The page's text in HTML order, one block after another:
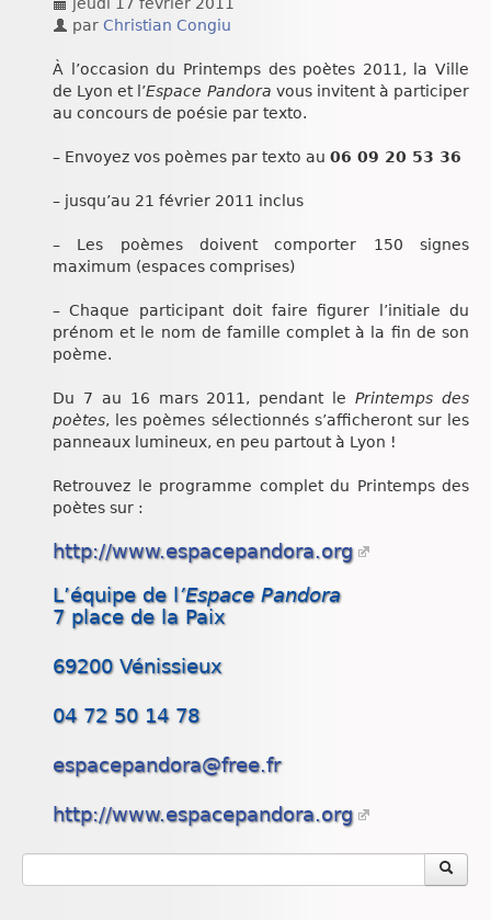
L’équipe de ND
Chroniques
par Christian Congiu
À l’occasion du Printemps des poètes 2011, la Ville
de Lyon et l’Espace Pandora vous invitent à participer
au concours de poésie par texto.
– Envoyez vos poèmes par texto au 06 09 20 53 36
– jusqu’au 21 février 2011 inclus
– Les poèmes doivent comporter 150 signes
maximum (espaces comprises)
– Chaque participant doit faire figurer l’initiale du
prénom et le nom de famille complet à la fin de son
poème.
Du 7 au 16 mars 2011, pendant lePrintemps des
poètes, les poèmes sélectionnés s’afficheront sur les
panneaux lumineux, en peu partout à Lyon !
Retrouvez le programme complet du Printemps des
poètes sur :
http://www.espacepandora.org
L’équipe de l ’Espace Pandora
7 place de la Paix
69200 Vénissieux
04 72 50 14 78
espacepandora@free.fr
http://www.espacepandora.org